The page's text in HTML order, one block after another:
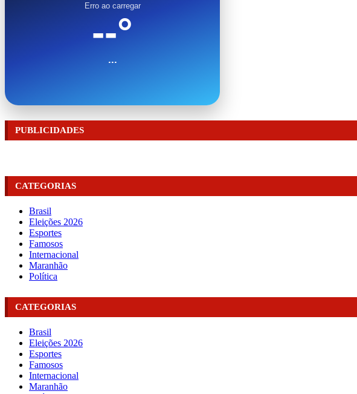
Erro ao carregar
--°
...
PUBLICIDADES
CATEGORIAS
Brasil
Eleições 2026
Esportes
Famosos
Internacional
Maranhão
Política
CATEGORIAS
Brasil
Eleições 2026
Esportes
Famosos
Internacional
Maranhão